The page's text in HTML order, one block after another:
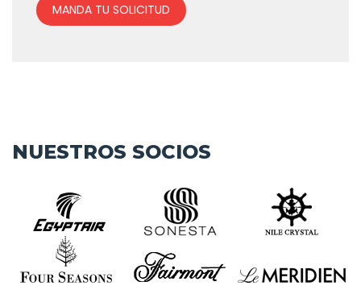
MANDA TU SOLICITUD
NUESTROS SOCIOS